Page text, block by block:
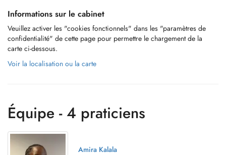
Informations sur le cabinet
Veuillez activer les "cookies fonctionnels" dans les "paramètres de
confidentialité" de cette page pour permettre le chargement de la
carte ci-dessous.
Voir la localisation ou la carte
Équipe - 4 praticiens
Amira Kalala